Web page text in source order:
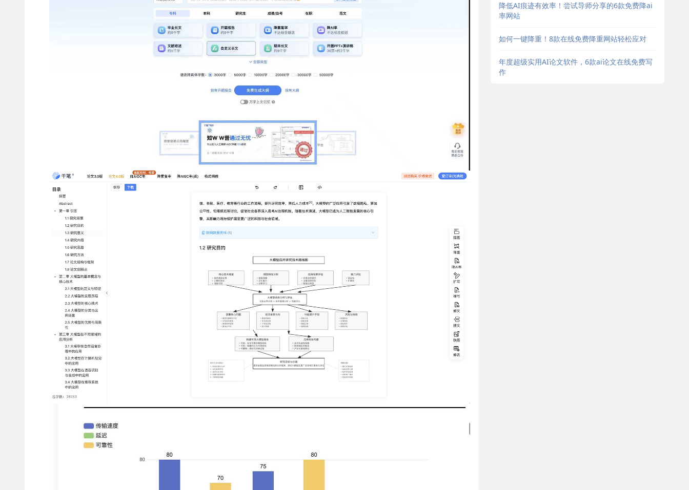
降低AI痕迹有效率！尝试导师分享的6款免费降ai
率网站
如何一键降重！8款在线免费降重网站轻松应对
年度超级实用AI论文软件，6款ai论文在线免费写
作